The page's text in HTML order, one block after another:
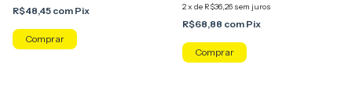
R$48,45 com Pix 2x de R$36,26 sem juros
R$68,88 com Pix